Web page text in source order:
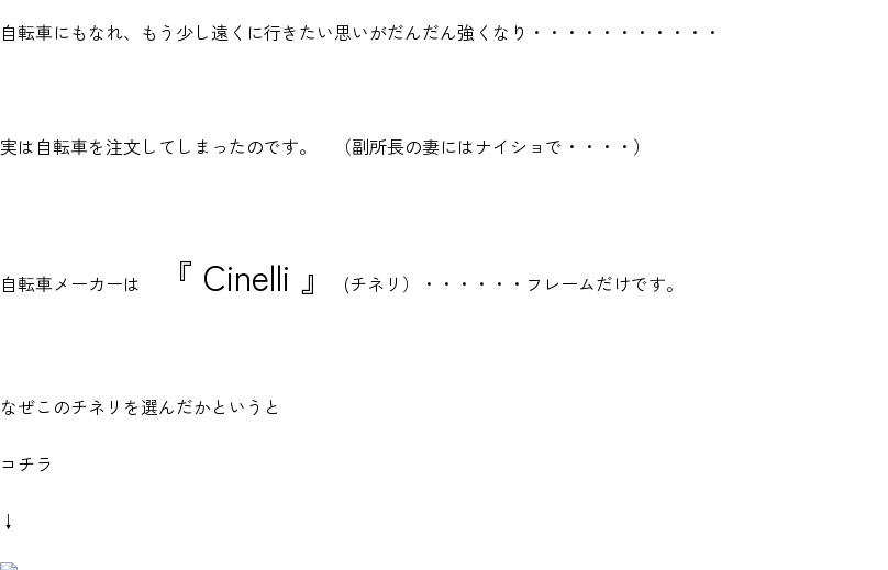
自転車にもなれ、もう少し遠くに行きたい思いがだんだん強くなり・・・・・・・・・・・
実は自転車を注文してしまったのです。 （副所長の妻にはナイショで・・・・）
自転車メーカーは 『 Cinelli 』 (チネリ）・・・・・・フレームだけです。
なぜこのチネリを選んだかというと
コチラ
↓